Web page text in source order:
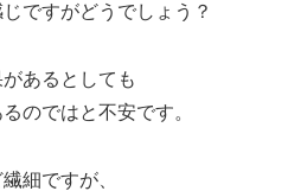
ですがどうでしょう？
あるとしても
のではと不安です。
細ですが、